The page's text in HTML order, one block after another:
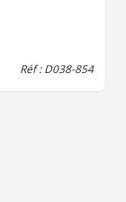
en angle
Réf : D038-854